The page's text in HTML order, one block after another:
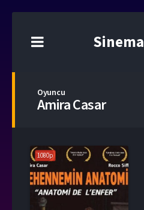
Sinema
Oyuncu
Amira Casar
1080p